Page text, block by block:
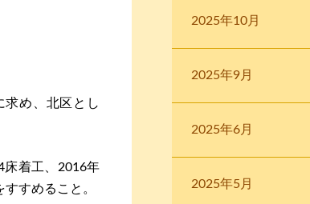
め、北区とし
床着工、2016年
すめること。
2025年10月
2025年9月
2025年6月
2025年5月